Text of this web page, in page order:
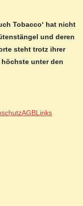
Tobacco‘ hat nicht
und deren
steht trotz ihrer
unter den
AGBLinks